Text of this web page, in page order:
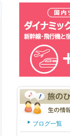
ブログ一覧